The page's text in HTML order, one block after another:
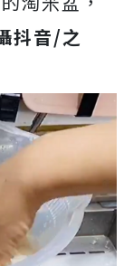
抖音/之